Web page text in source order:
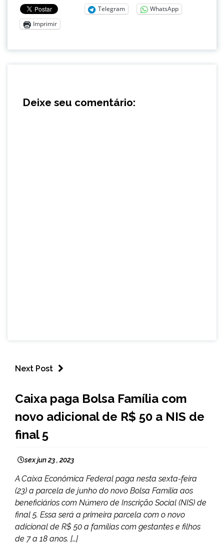
Telegram
WhatsApp
Imprimir
Deixe seu comentário:
Next Post
NOTÍCIAS
Caixa paga Bolsa Família com
novo adicional de R$ 50 a NIS de
final 5
sex jun 23 , 2023
A Caixa Econômica Federal paga nesta sexta-feira
(23) a parcela de junho do novo Bolsa Família aos
beneficiários com Número de Inscrição Social (NIS) de
final 5. Essa será a primeira parcela com o novo
adicional de R$ 50 a famílias com gestantes e filhos
de 7 a 18 anos. […]